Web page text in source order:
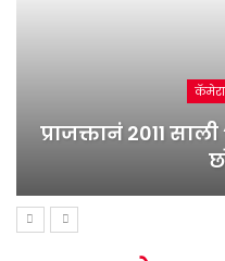
प्राजक्तानं 2011